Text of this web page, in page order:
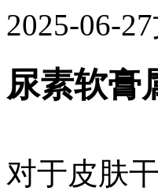
2025-06-27
尿素软膏
对于皮肤